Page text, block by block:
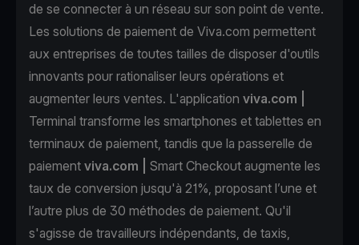
de se connecter à un réseau sur son point de vente.
Les solutions de paiement de Viva.com permettent
aux entreprises de toutes tailles de disposer d'outils
innovants pour rationaliser leurs opérations et
augmenter leurs ventes. L'application viva.com
Terminal transforme les smartphones et tablettes en
terminaux de paiement, tandis que la passerelle de
paiement viva.com |
Smart Checkout augmente les
taux de conversion jusqu'à 21%, proposant l’une et
l’autre plus de 30 méthodes de paiement. Qu'il
s'agisse de travailleurs indépendants, de taxis,